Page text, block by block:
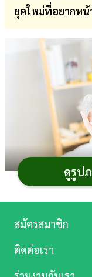
ยุคใหม่ที่อยากหน้
คุชชั่น(
หน้า
ที่สาว ๆ หลาย
ดูรูป
สด
เงิน
บันเทิง
ดู
หนัง
สมัครสมาชิก
ติดต่อเรา